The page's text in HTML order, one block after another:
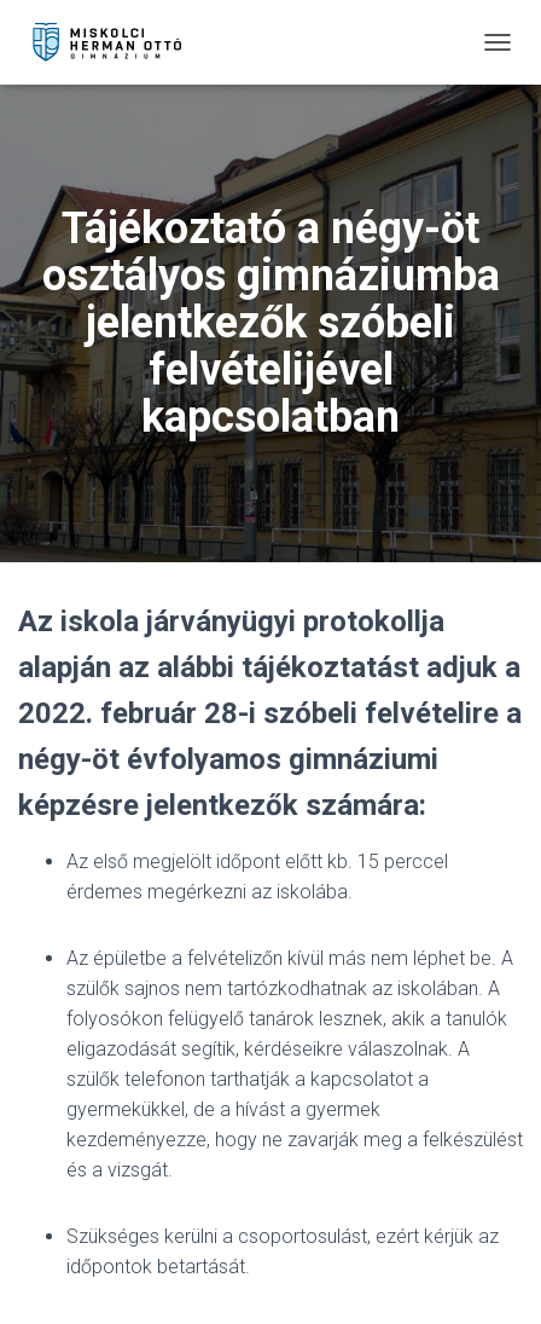
O
L
N
A
I
G
A
T
O
N
Tájékoztató a négy-öt
osztályos gimnáziumba
jelentkezők szóbeli
felvételijével
kapcsolatban
Az iskola járványügyi protokollja
alapján az alábbi tájékoztatást adjuk a
2022. február 28-i szóbeli felvételire a
négy-öt évfolyamos gimnáziumi
képzésre jelentkezők számára:
Az első megjelölt időpont előtt kb. 15 perccel
érdemes megérkezni az iskolába.
Az épületbe a felvételizőn kívül más nem léphet be. A
szülők sajnos nem tartózkodhatnak az iskolában. A
folyosókon felügyelő tanárok lesznek, akik a tanulók
eligazodását segítik, kérdéseikre válaszolnak. A
szülők telefonon tarthatják a kapcsolatot a
gyermekükkel, de a hívást a gyermek
kezdeményezze, hogy ne zavarják meg a felkészülést
és a vizsgát.
Szükséges kerülni a csoportosulást, ezért kérjük az
időpontok betartását.